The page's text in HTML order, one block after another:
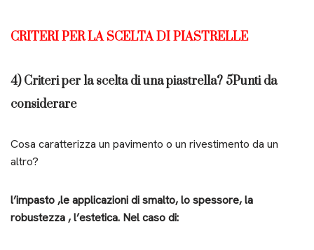
CRITERI PER LA SCELTA DI PIASTRELLE
4) Criteri per la scelta di una piastrella? 5Punti da
considerare
Cosa caratterizza un pavimento o un rivestimento da un
altro?
l’impasto ,le applicazioni di smalto, lo spessore, la
robustezza , l’estetica. Nel caso di: